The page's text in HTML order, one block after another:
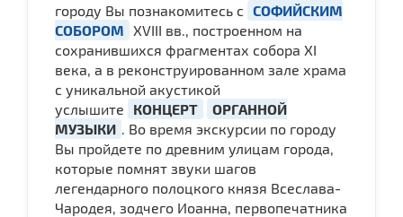
городу Вы познакомитесь с СОФИЙСКИМ
СОБОРОМ XVIII вв., построенном на
сохранившихся фрагментах собора XI
века, а в реконструированном зале храма
с уникальной акустикой
услышите
КОНЦЕРТ
ОРГАННОЙ
МУЗЫКИ
. Во время экскурсии по городу
Вы пройдете по древним улицам города,
которые помнят звуки шагов
легендарного полоцкого князя Всеслава-
Чародея, зодчего Иоанна, первопечатника